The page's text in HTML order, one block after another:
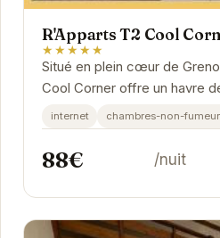
R'Apparts T2 Cool
★★★★★
Situé en plein cœur de
Cool Corner offre un havre
élégant. Profitez d'un
internet chambres-non-
88€ /nuit